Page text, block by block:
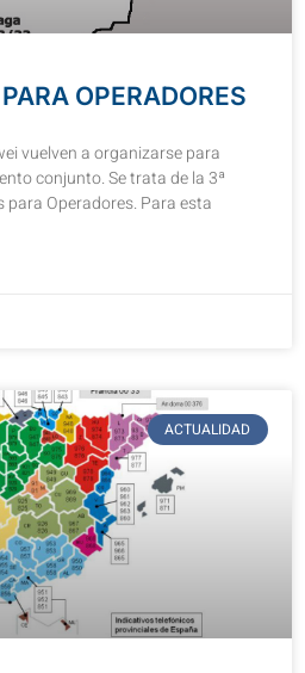
OPERADORES
vuelven a organizarse para
conjunto. Se trata de la 3ª
Operadores. Para esta
ACTUALIDAD